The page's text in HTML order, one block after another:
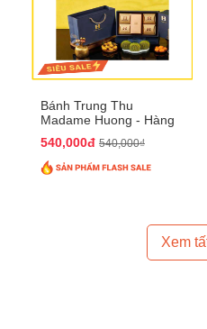
Bánh Trung Thu
Madame Huong - Hàng
540,000đ 540,000₫
Xem